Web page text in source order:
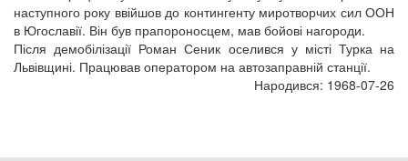
наступного року ввійшов до контингенту миротворчих сил ООН
в Югославії. Він був прапороносцем, мав бойові нагороди.
Після демобілізації Роман Сеник оселився у місті Турка на
Львівщині. Працював оператором на автозаправній станції.
Народився: 1968-07-26